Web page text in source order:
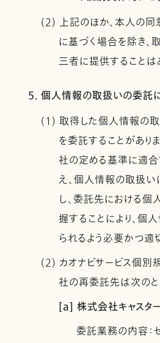
(2) 上記のほか、本人の
に基づく場合を除き、
三者に提供することは
5. 個人情報の取扱いの委託
(1) 取得した個人情報の
を委託することがあり
社の定める基準に適
え、個人情報の取扱
し、委託先における
握することにより、個
られるよう必要かつ適
(2) カオナビサービス個別
社の再委託先は次のと
[a] 株式会社キャスター
委託業務の内容：